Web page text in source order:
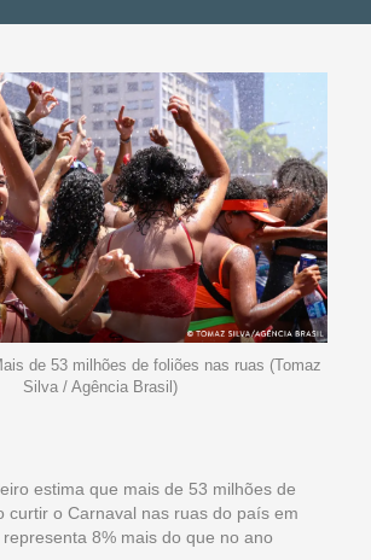
de 53 milhões de foliões nas ruas (Tomaz
Silva / Agência Brasil)
estima que mais de 53 milhões de
curtir o Carnaval nas ruas do país em
8% mais do que no ano